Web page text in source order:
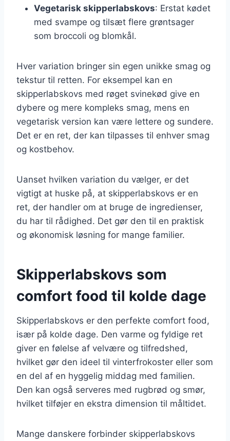
Vegetarisk skipperlabskovs: Erstat kødet
med svampe og tilsæt flere grøntsager
som broccoli og blomkål.
Hver variation bringer sin egen unikke smag og
tekstur til retten. For eksempel kan en
skipperlabskovs med røget svinekød give en
dybere og mere kompleks smag, mens en
vegetarisk version kan være lettere og sundere.
Det er en ret, der kan tilpasses til enhver smag
og kostbehov.
Uanset hvilken variation du vælger, er det
vigtigt at huske på, at skipperlabskovs er en
ret, der handler om at bruge de ingredienser,
du har til rådighed. Det gør den til en praktisk
og økonomisk løsning for mange familier.
Skipperlabskovs som
comfort food til kolde dage
Skipperlabskovs er den perfekte comfort food,
især på kolde dage. Den varme og fyldige ret
giver en følelse af velvære og tilfredshed,
hvilket gør den ideel til vinterfrokoster eller som
en del af en hyggelig middag med familien.
Den kan også serveres med rugbrød og smør,
hvilket tilføjer en ekstra dimension til måltidet.
Mange danskere forbinder skipperlabskovs